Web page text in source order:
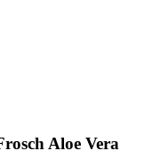
Aloe Vera